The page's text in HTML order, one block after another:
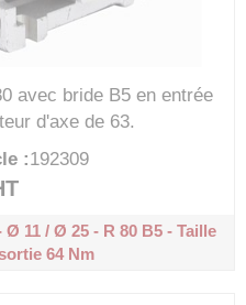
avec bride B5 en entrée
d'axe de 63.
:192309
11 / Ø 25 - R 80 B5 - Taille
64 Nm